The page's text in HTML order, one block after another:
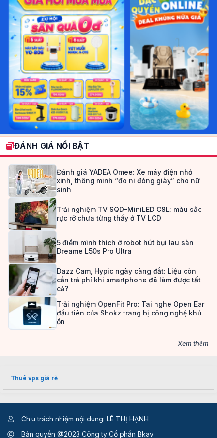
ĐÁNH GIÁ NỔI BẬT
Đánh giá YADEA Omee: Xe máy điện nhỏ
xinh, thông minh “đo ni đóng giày” cho nữ
sinh
Trải nghiệm TV SQD-MiniLED C8L: màu sắc
rực rỡ chưa từng thấy ở TV LCD
5 điểm mình thích ở robot hút bụi lau sàn
Dreame L50s Pro Ultra
Dazz Cam, Hypic ngày càng đắt: Liệu còn
cần trả phí khi smartphone đã làm được tất
cả?
Trải nghiệm OpenFit Pro: Tai nghe Open Ear
đầu tiên của Shokz trang bị công nghệ khử
ồn
Xem thêm
Thuê vps giá rẻ
Chịu trách nhiệm nội dung: LÊ THỊ HẠNH
Bản quyền @2023 Công ty Cổ phần Bkav